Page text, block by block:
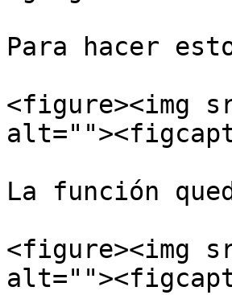
Para hacer
<figure><img
La función
<figure><img